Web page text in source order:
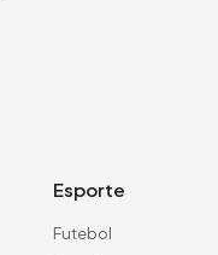
Esporte
Futebol